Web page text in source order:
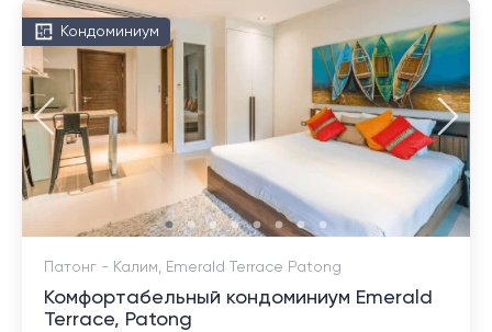
Кондоминиум
Патонг - Калим, Emerald Terrace Patong
Комфортабельный кондоминиум Emerald
Terrace, Patong